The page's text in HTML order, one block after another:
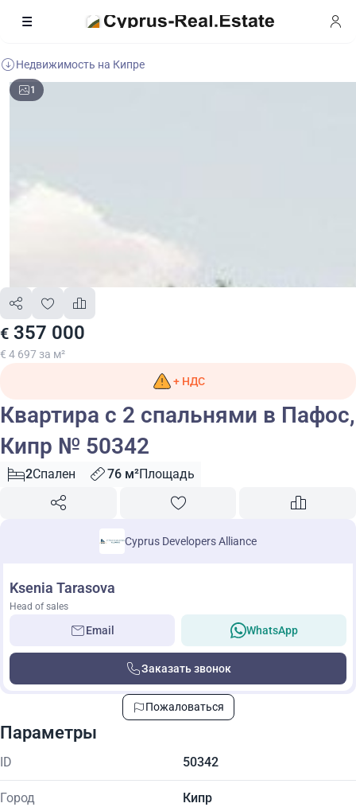
Недвижимость на Кипре
1
€ 357 000
€ 4 697 за м²
+ НДС
Квартира с 2 спальнями в Пафос,
Кипр № 50342
2Спален 76 м²Площадь
Cyprus Developers Alliance
Ksenia Tarasova
Head of sales
Email WhatsApp
Заказать звонок
Пожаловаться
Параметры
ID 50342
Город Кипр